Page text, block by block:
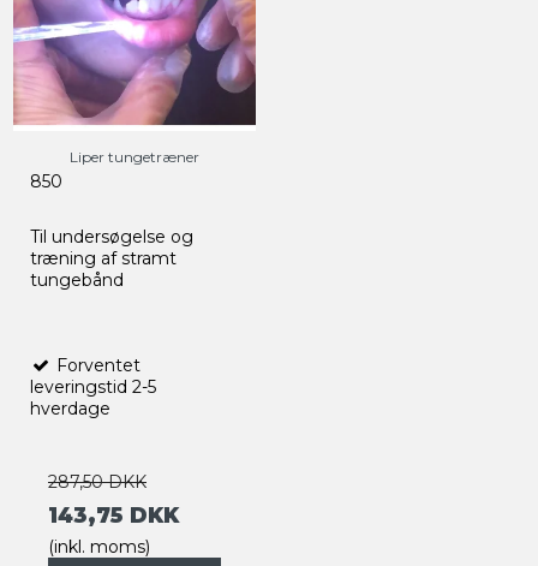
Liper tungetræner
850
Til undersøgelse og
træning af stramt
tungebånd
Forventet
leveringstid 2-5
hverdage
287,50 DKK
143,75 DKK
(inkl. moms)